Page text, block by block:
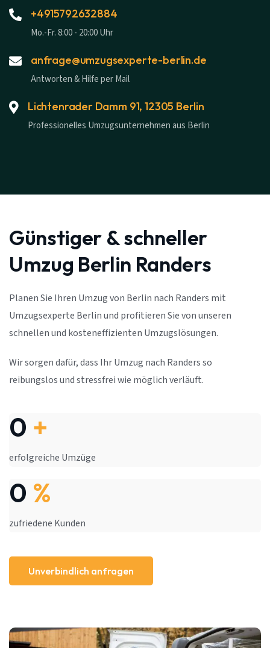
+4915792632884
Mo.-Fr. 8:00 - 20:00 Uhr
anfrage@umzugsexperte-berlin.de
Antworten & Hilfe per Mail
Lichtenrader Damm 91, 12305 Berlin
Professionelles Umzugsunternehmen aus Berlin
Günstiger & schneller
Umzug Berlin Randers
Planen Sie Ihren Umzug von Berlin nach Randers mit
Umzugsexperte Berlin und profitieren Sie von unseren
schnellen und kosteneffizienten Umzugslösungen.
Wir sorgen dafür, dass Ihr Umzug nach Randers so
reibungslos und stressfrei wie möglich verläuft.
0 +
erfolgreiche Umzüge
0 %
zufriedene Kunden
Unverbindlich anfragen